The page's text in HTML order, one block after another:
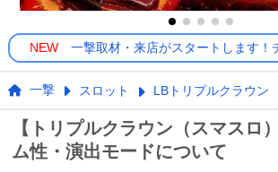
NEW 一撃取材・来店がスタートします！
一撃 スロット LBトリプルクラウン
【トリプルクラウン（スマスロ
ム性・演出モードについて